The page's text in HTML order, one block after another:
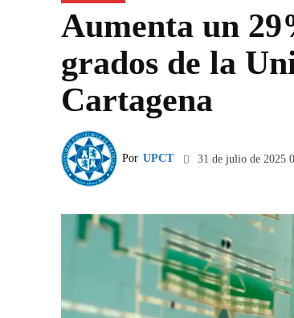
Aumenta un
grados de la
Cartagena
Por UPCT 31 de julio de 2025